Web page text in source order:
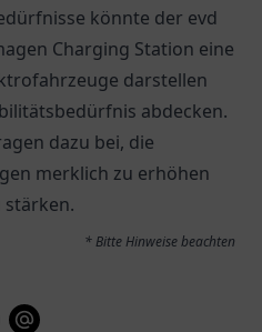
könnte der evd
Charging Station eine
darstellen
abdecken.
dazu bei, die
merklich zu erhöhen
stärken.
* Bitte Hinweise beachten